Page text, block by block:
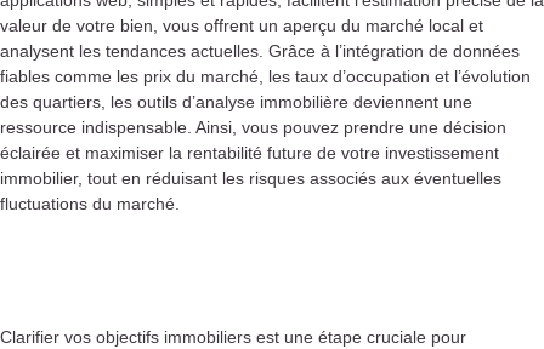
valeur de votre bien, vous offrent un aperçu du marché local et
analysent les tendances actuelles. Grâce à l’intégration de données
fiables comme les prix du marché, les taux d’occupation et l’évolution
des quartiers, les outils d’analyse immobilière deviennent une
ressource indispensable. Ainsi, vous pouvez prendre une décision
éclairée et maximiser la rentabilité future de votre investissement
immobilier, tout en réduisant les risques associés aux éventuelles
fluctuations du marché.
Clarifier vos objectifs immobiliers est une étape cruciale pour